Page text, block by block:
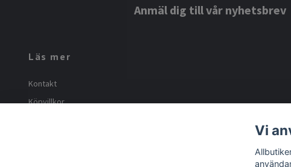
Anmäl dig till vår nyhetsbrev
Läs mer
Kontakt
Köpvillkor
Vi